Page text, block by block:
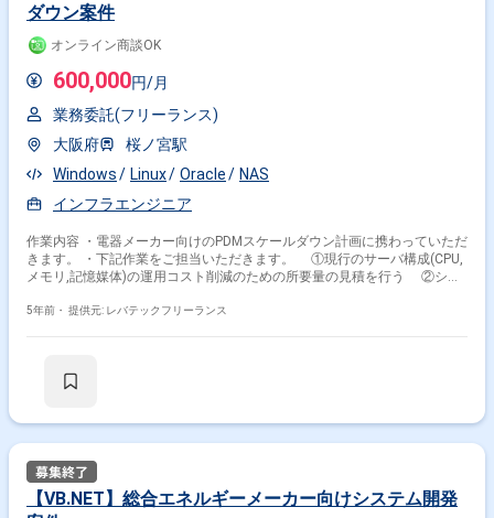
ダウン案件
オンライン商談OK
600,000円/月
業務委託(フリーランス)
大阪府
桜ノ宮駅
Windows
Linux Oracle
NAS
インフラエンジニア
作業内容 ・電器メーカー向けのPDMスケールダウン計画に携わっていただ
きます。 ・下記作業をご担当いただきます。 ①現行のサーバ構成(CPU,
メモリ,記憶媒体)の運用コスト削減のための所要量の見積を行う ②シス
イトのデータ量、ディスク使用量、稼働ユーザ数、その他情報を分析して
5年前・ 提供元: レバテックフリーランス
【VB.NET】総合エネルギーメーカー向けシステム開発